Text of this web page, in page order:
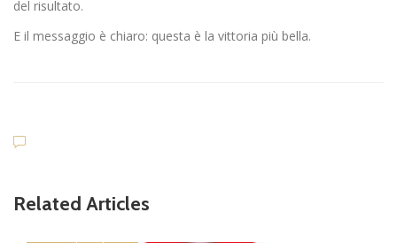
del risultato.
E il messaggio è chiaro: questa è la vittoria più bella.
Related Articles